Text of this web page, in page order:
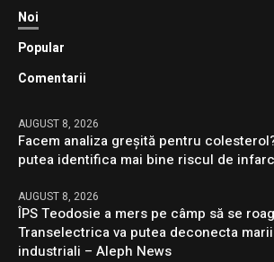
Noi
Popular
Comentarii
AUGUST 8, 2026
Facem analiza greșită pentru
putea identifica mai bine riscul de
AUGUST 8, 2026
ÎPS Teodosie a mers pe câmp să se
Transelectrica va putea deconecta
industriali – Aleph News